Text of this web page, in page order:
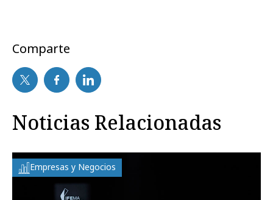
Comparte
Noticias Relacionadas
Empresas y Negocios